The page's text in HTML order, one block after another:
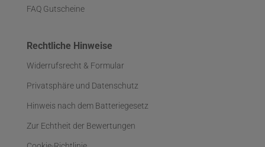
FAQ Gutscheine
Rechtliche Hinweise
Widerrufsrecht & Formular
Privatsphäre und Datenschutz
Hinweis nach dem Batteriegesetz
Zur Echtheit der Bewertungen